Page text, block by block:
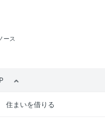
ース
住まいを借りる